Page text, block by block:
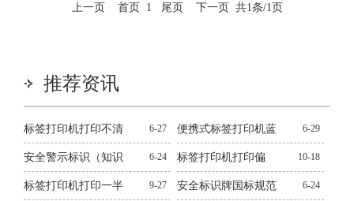
上一页 首页 1 尾页 下一页 共1条/1页
推荐资讯
标签打印机打印不清
晰怎么处理？十二种
常见问题解决方法
6-27 便携式标签打印机蓝
牙连不上解决方法
6-29
安全警示标识（知识
百科）
6-24 标签打印机打印偏
移，错位，跳纸解决
10-18
标签打印机打印一半 9-27 安全标识牌国标规范 6-24